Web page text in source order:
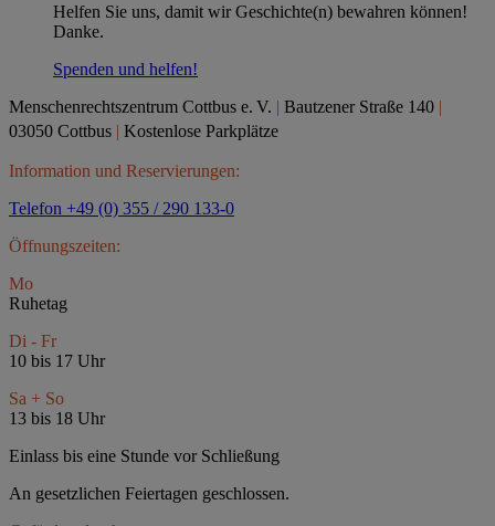
Helfen Sie uns, damit wir Geschichte(n) bewahren können!
Danke.
Spenden und helfen!
Menschenrechtszentrum Cottbus e. V. | Bautzener Straße 140 |
03050 Cottbus | Kostenlose Parkplätze
Information und Reservierungen:
Telefon +49 (0) 355 / 290 133-0
Öffnungszeiten:
Mo
Ruhetag
Di - Fr
10 bis 17 Uhr
Sa + So
13 bis 18 Uhr
Einlass bis eine Stunde vor Schließung
An gesetzlichen Feiertagen geschlossen.